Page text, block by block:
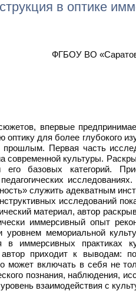
в оптике
ФГБОУ ВО
впервые
для более глубокого
Первая часть
современной культуры.
его базовых категорий.
служить адекватным
исследований
материал, автор
иммерсивный опыт
уровнем мемориальной
в иммерсивных практиках
приходит к выводам:
может включать в себя не
познания, наблюдения,
взаимодействия с